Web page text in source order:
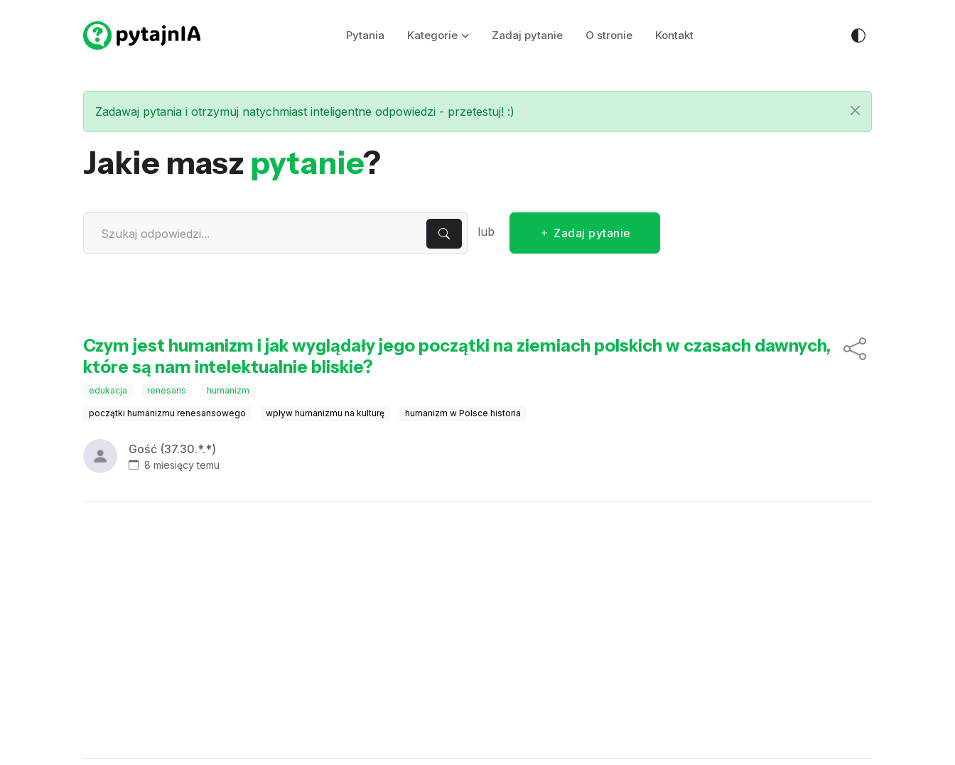
Pytania Kategorie Zadaj pytanie O stronie Kontakt
Zadawaj pytania i otrzymuj natychmiast inteligentne odpowiedzi - przetestuj! :)
Jakie masz pytanie?
lub Zadaj pytanie
Czym jest humanizm i jak wyglądały jego początki na ziemiach polskich w czasach dawnych,
które są nam intelektualnie bliskie?
edukacja renesans humanizm
początki humanizmu renesansowego wpływ humanizmu na kulturę humanizm w Polsce historia
Gość (37.30.*.*)
8 miesięcy temu